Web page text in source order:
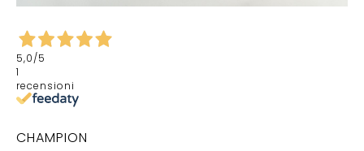
5,0/5
1
recensioni
CHAMPION